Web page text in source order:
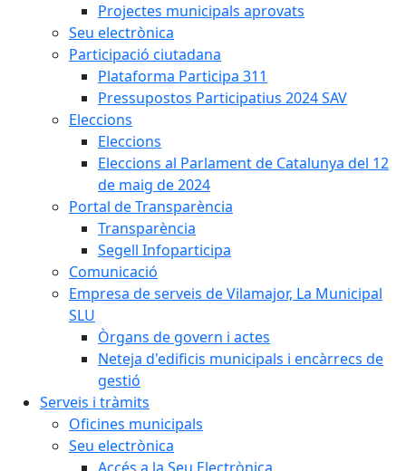
Projectes municipals aprovats
Seu electrònica
Participació ciutadana
Plataforma Participa 311
Pressupostos Participatius 2024 SAV
Eleccions
Eleccions
Eleccions al Parlament de Catalunya del 12
de maig de 2024
Portal de Transparència
Transparència
Segell Infoparticipa
Comunicació
Empresa de serveis de Vilamajor, La Municipal
SLU
Òrgans de govern i actes
Neteja d'edificis municipals i encàrrecs de
gestió
Serveis i tràmits
Oficines municipals
Seu electrònica